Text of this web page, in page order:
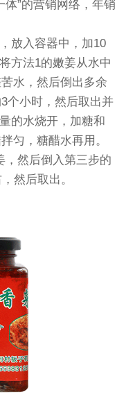
体”的营销网络，年销
放入容器中，加10
方法1的嫩姜从水中
水，然后倒出多余
个小时，然后取出并
的水烧开，加糖和
匀，糖醋水再用。
，然后倒入第三步的
然后取出。